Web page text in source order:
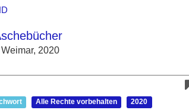
2020
Alle Rechte vorbehalten 2020